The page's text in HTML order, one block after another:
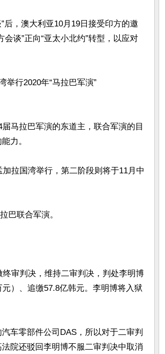
后，澳大利亚10月19日接受印方的邀
谈”正向“亚太小北约”转型，以应对
举行2020年“马拉巴军演”
马拉巴军演的东道主，联合军演的目
力。
拉国湾举行，第二阶段则将于11月中
巴联合军演。
审判决，维持二审判决，判处李明博
）、追缴57.8亿韩元。李明博将入狱
车零部件公司DAS，所以对于二审判
院还驳回李明博不服二审判决中取消